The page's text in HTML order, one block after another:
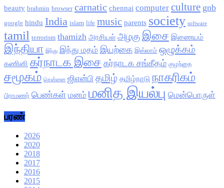
beauty brahmin browser carnatic chennai computer culture gnb
google hindu India islam life music parents society software
tamil terrorism thamizh அரசியல் அழகு இசை இணையம்
இந்தியா இந்து இந்து மதம் இயற்கை இஸ்லாம் ஒழுக்கம்
கணினி கர்நாடக இசை கர்நாடக சங்கீதம் குழந்தை
சமூகம் சென்னை ஜிஎன்பி தமிழ் தமிழ்நாடு நாகரிகம்
பிராமணர் பெண்கள் மனம் மனித இயல்பு மென்பொருள்
பரண்
2026
2020
2018
2017
2016
2015